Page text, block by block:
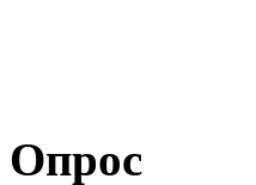
Опрос